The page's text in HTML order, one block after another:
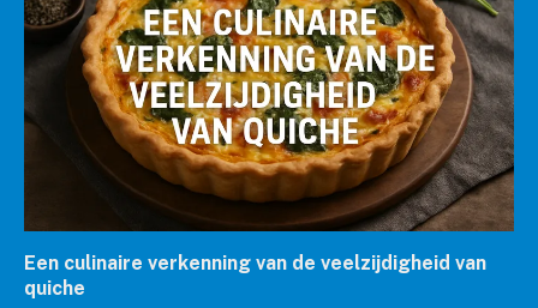
Een culinaire verkenning van de veelzijdigheid van
quiche